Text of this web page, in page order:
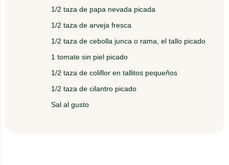
1/2 taza de papa nevada picada
1/2 taza de arveja fresca
1/2 taza de cebolla junca o rama, el tallo picado
1 tomate sin piel picado
1/2 taza de coliflor en tallitos pequeños
1/2 taza de cilantro picado
Sal al gusto
cebolla y el tomate.
Por último, agregue los Champiñones y la coliflor,
deje hervir 10 minutos.
caliente.